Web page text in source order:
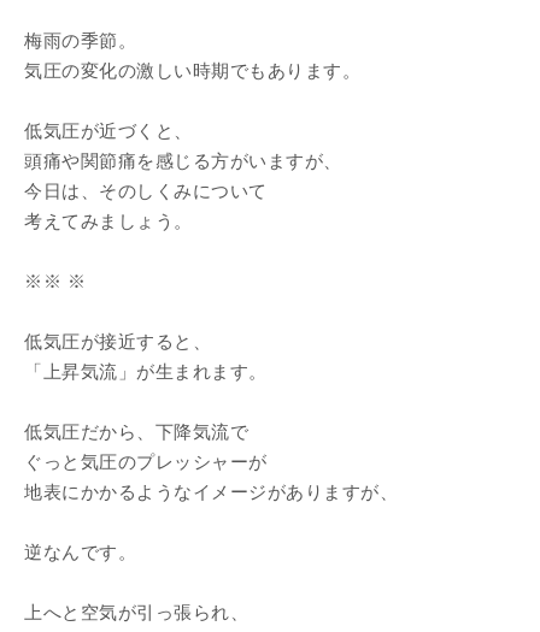
梅雨の季節。
気圧の変化の激しい時期でもあります。
低気圧が近づくと、
頭痛や関節痛を感じる方がいますが、
今日は、そのしくみについて
考えてみましょう。
※※ ※
低気圧が接近すると、
「上昇気流」が生まれます。
低気圧だから、下降気流で
ぐっと気圧のプレッシャーが
地表にかかるようなイメージがありますが、
逆なんです。
上へと空気が引っ張られ、